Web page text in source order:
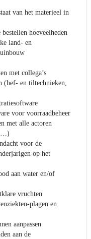
van het materieel in
hoeveelheden
land- en
met collega’s
(hef- en tiltechnieken,
voor voorraadbeheer
met alle actoren
…)
voor de
op het
aan water en/of
vruchten
plagen en
aanpassen
aan de